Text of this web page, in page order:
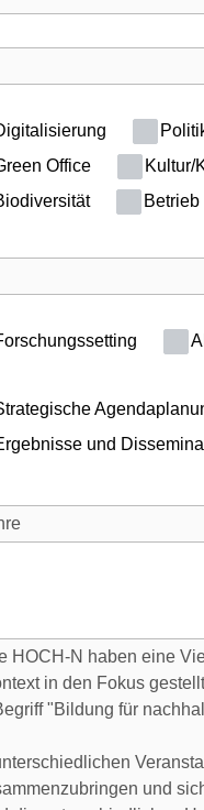
Office
Kultur/
Betrieb
und